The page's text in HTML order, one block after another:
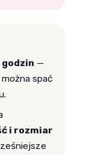
godzin —
spać
i rozmiar